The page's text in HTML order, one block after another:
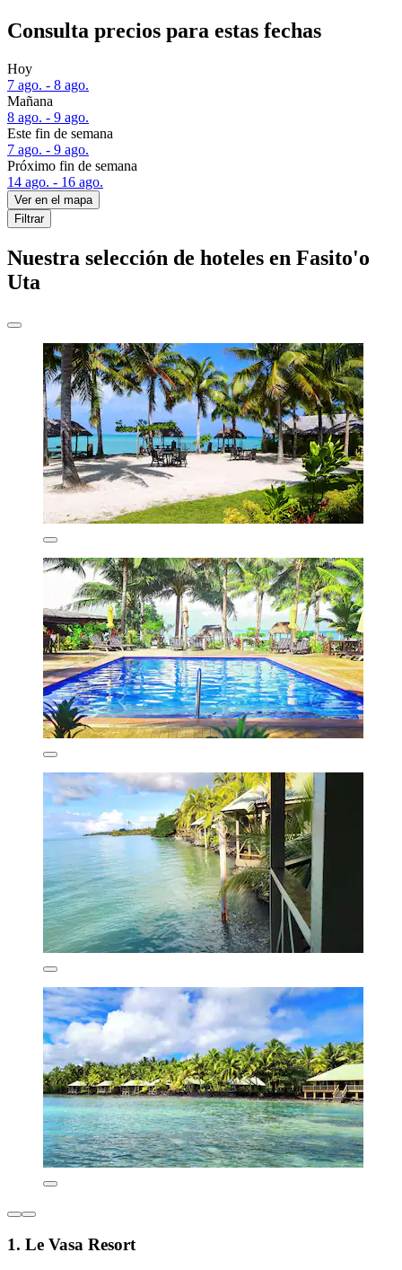
Consulta precios para estas fechas
Hoy
7 ago. - 8 ago.
Mañana
8 ago. - 9 ago.
Este fin de semana
7 ago. - 9 ago.
Próximo fin de semana
14 ago. - 16 ago.
Ver en el mapa
Filtrar
Nuestra selección de hoteles en Fasito'o
Uta
1. Le Vasa Resort